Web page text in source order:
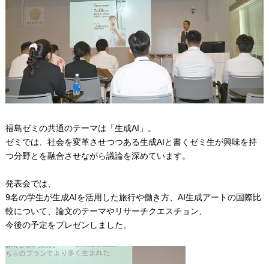
福島ゼミの共通のテーマは「生成AI」。
ゼミでは、社会を変革させつつある生成AIと書くゼミ生が興味を持
つ分野とを融合させながら議論を深めています。
発表会では、
9名の学生が生成AIを活用した旅行や働き方、AI生成アートの国際比
較について、論文のテーマやリサーチクエスチョン、
今後の予定をプレゼンしました。